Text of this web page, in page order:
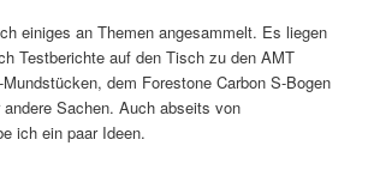
einiges an Themen angesammelt. Es liegen
Testberichte auf den Tisch zu den AMT
dem Forestone Carbon S-Bogen
Sachen. Auch abseits von
ich ein paar Ideen.